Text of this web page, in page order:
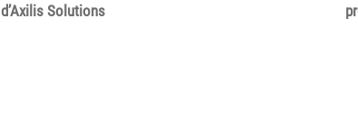
d’Axilis Solutions